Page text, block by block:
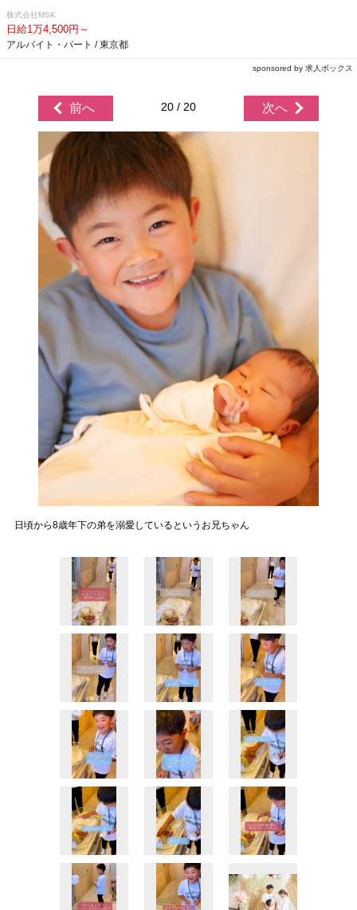
株式会社MSK
日給1万4,500円～
アルバイト・パート / 東京都
sponsored by 求人ボックス
前へ 20 / 20 次へ
日頃から8歳年下の弟を溺愛しているというお兄ちゃん